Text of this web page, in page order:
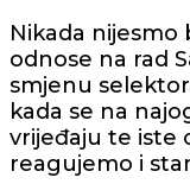
Nikada nijesmo
odnose na rad
smjenu
kada se na
vrijeđaju te iste
reagujemo i